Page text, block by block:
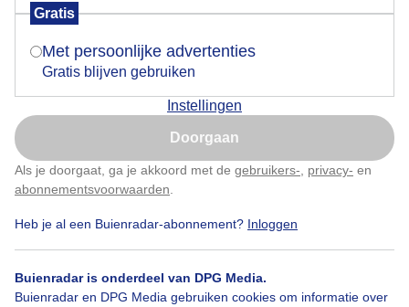
Gratis
Met persoonlijke advertenties
Gratis blijven gebruiken
Instellingen
Doorgaan
Als je doorgaat, ga je akkoord met de gebruikers- privacy- en
abonnementsvoorwaarden
Heb je al een Buienradar-abonnement? Inloggen
Buienradar is onderdeel van DPG Media.
Buienradar en DPG Media gebruiken cookies om informatie over
Door: Erica van Leeuwen-de Bruijn
Gemaakt: 10-05-2026, 31x bekeken
Is goed, toon de popup
Nu niet, misschien later
Klik hierom dit aan te passen